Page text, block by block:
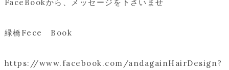
FaceBookから、メッセージを下さいませ
緑橋Fece Book
https://www.facebook.com/andagainHairDesign?